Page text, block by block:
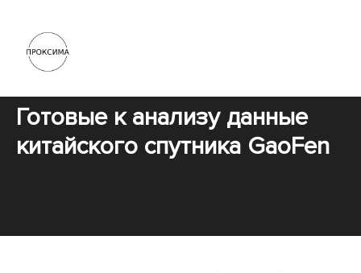
Готовые к анализу данные
китайского спутника GaoFen